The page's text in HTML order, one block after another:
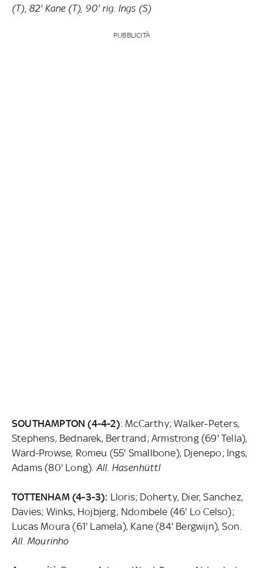
(T), 82' Kane (T), 90' rig. Ings (S)
PUBBLICITÀ
SOUTHAMPTON (4-4-2): McCarthy; Walker-Peters,
Stephens, Bednarek, Bertrand; Armstrong (69' Tella),
Ward-Prowse, Romeu (55' Smallbone), Djenepo; Ings,
Adams (80' Long). All. Hasenhüttl
TOTTENHAM (4-3-3): Lloris; Doherty, Dier, Sanchez,
Davies; Winks, Hojbjerg, Ndombele (46' Lo Celso);
Lucas Moura (61' Lamela), Kane (84' Bergwijn), Son.
All. Mourinho